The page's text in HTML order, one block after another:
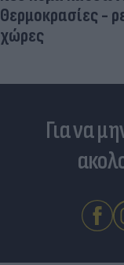
Θερμοκρασίες -
χώρες
Για να